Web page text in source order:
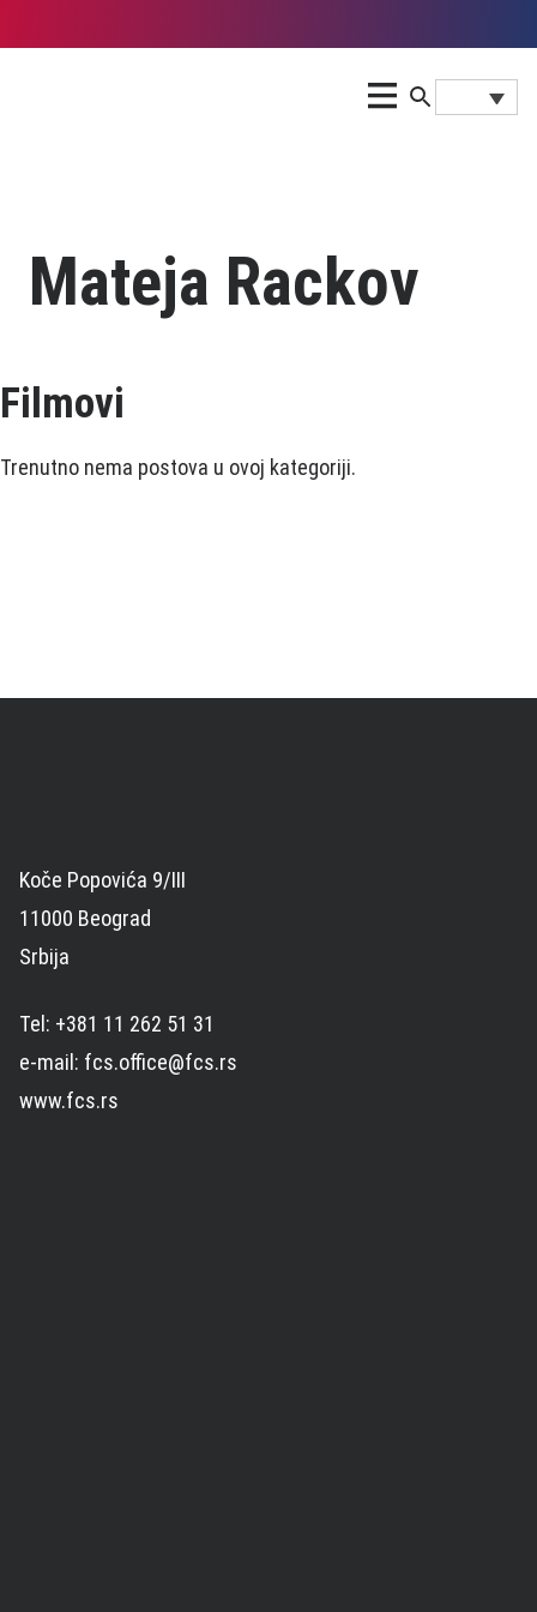
Mateja Rackov
Filmovi
Trenutno nema postova u ovoj kategoriji.
Koče Popovića 9/III
11000 Beograd
Srbija
Tel: +381 11 262 51 31
e-mail: fcs.office@fcs.rs
www.fcs.rs